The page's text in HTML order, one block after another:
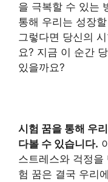
을 극복할 수 있는
통해 우리는 성장
그렇다면 당신의
요? 지금 이 순간
있을까요?
시험 꿈을 통해 우
다볼 수 있습니다.
스트레스와 걱정을
험 꿈은 결국 우리